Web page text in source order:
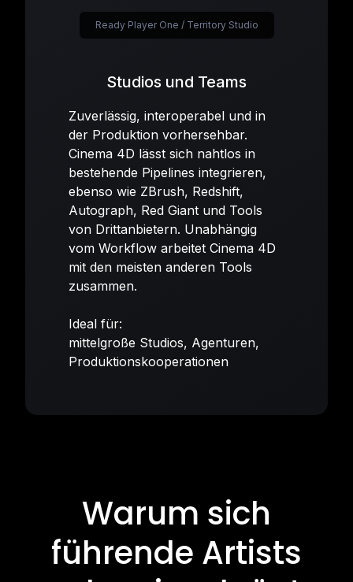
Studios und Teams
Zuverlässig, interoperabel und in
der Produktion vorhersehbar.
Cinema 4D lässt sich nahtlos in
bestehende Pipelines integrieren,
ebenso wie ZBrush, Redshift,
Autograph, Red Giant und Tools
von Drittanbietern. Unabhängig
vom Workflow arbeitet Cinema 4D
mit den meisten anderen Tools
zusammen.
Ideal für:
mittelgroße Studios, Agenturen,
Produktionskooperationen
Ready Player One / Territory Studio
Warum sich
führende Artists